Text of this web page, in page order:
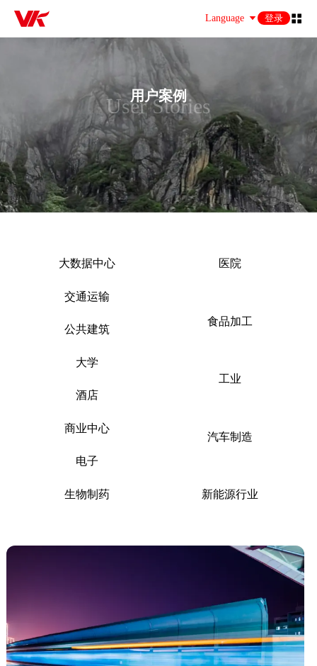
Language 登录
User Stories
用户案例
大数据中心
交通运输
公共建筑
大学
酒店
商业中心
电子
生物制药
医院
食品加工
工业
汽车制造
新能源行业